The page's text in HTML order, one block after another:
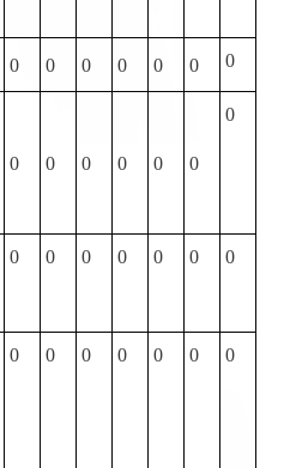
0 0 0 0 0 0 0
0 0 0 0 0 0
0
0 0 0 0 0 0 0
0 0 0 0 0 0 0